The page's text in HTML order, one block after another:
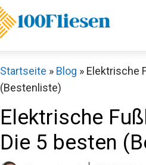
Startseite » Blog » Elektrische
(Bestenliste)
Elektrische
Die 5 besten